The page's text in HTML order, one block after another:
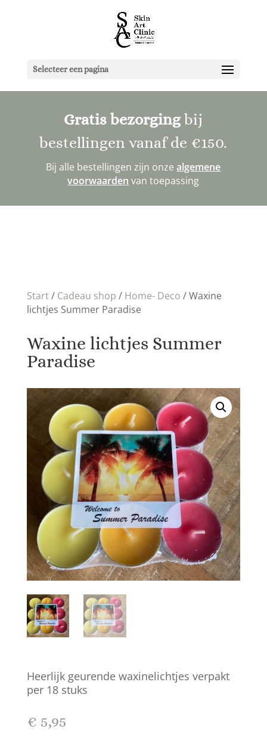
Selecteer een pagina
Gratis bezorgingbij
bestellingen vanaf de €150.
Bij alle bestellingen zijn onzealgemene
voorwaarden van toepassing
Start/ Cadeau shop / Home- Deco / Waxine
lichtjes Summer Paradise
Waxine lichtjes Summer
Paradise
Heerlijk geurende waxinelichtjes verpakt
per 18 stuks
€ 5,95